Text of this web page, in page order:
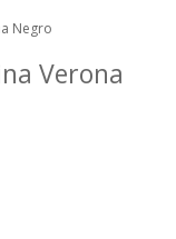
Negro
Verona